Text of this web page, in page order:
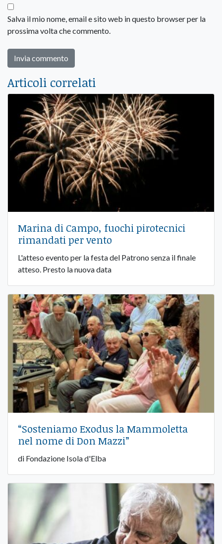
Salva il mio nome, email e sito web in questo browser per la
prossima volta che commento.
Articoli correlati
Marina di Campo, fuochi pirotecnici
rimandati per vento
L'atteso evento per la festa del Patrono senza il finale
atteso. Presto la nuova data
“Sosteniamo Exodus la Mammoletta
nel nome di Don Mazzi”
di Fondazione Isola d'Elba